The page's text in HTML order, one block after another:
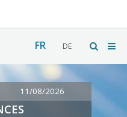
FR DE
11/08/2026